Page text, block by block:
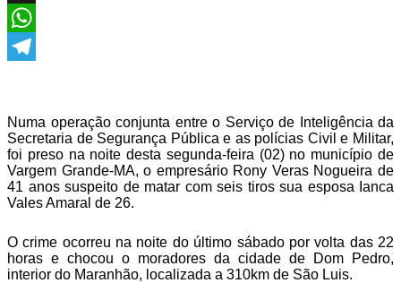
X
WhatsApp
Numa operação conjunta entre o Serviço de Inteligência da
Secretaria de Segurança Pública e as polícias Civil e Militar,
foi preso na noite desta segunda-feira (02) no município de
Vargem Grande-MA, o empresário Rony Veras Nogueira de
41 anos suspeito de matar com seis tiros sua esposa Ianca
Vales Amaral de 26.
O crime ocorreu na noite do último sábado por volta das 22
horas e chocou o moradores da cidade de Dom Pedro,
interior do Maranhão, localizada a 310km de São Luis.